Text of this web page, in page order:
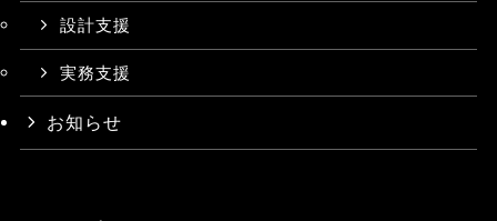
設計支援
実務支援
お知らせ